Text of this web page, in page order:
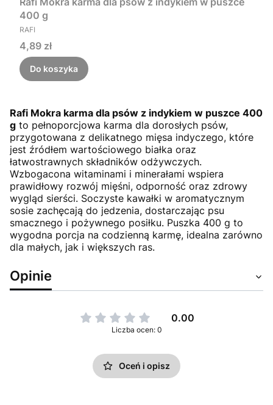
400 g
PRODUCENT
RAFI
Cena
4,89 zł
Do koszyka
Rafi Mokra karma dla psów z indykiem w puszce 400
g to pełnoporcjowa karma dla dorosłych psów,
przygotowana z delikatnego mięsa indyczego, które
jest źródłem wartościowego białka oraz
łatwostrawnych składników odżywczych.
Wzbogacona witaminami i minerałami wspiera
prawidłowy rozwój mięśni, odporność oraz zdrowy
wygląd sierści. Soczyste kawałki w aromatycznym
sosie zachęcają do jedzenia, dostarczając psu
smacznego i pożywnego posiłku. Puszka 400 g to
wygodna porcja na codzienną karmę, idealna zarówno
dla małych, jak i większych ras.
Opinie
0.00
Liczba ocen: 0
Oceń i opisz